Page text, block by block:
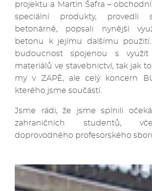
projektu a Martin Šafra –
speciální produkty, provedli
betonárně, popsali nynější
betonu k jejímu dalšímu
budoucnost spojenou s využít
materiálů ve stavebnictví, tak jak
my v ZAPĚ, ale celý koncern
kterého jsme součástí.
Jsme rádi, že jsme splnili
zahraničních studentů,
doprovodného profesorského